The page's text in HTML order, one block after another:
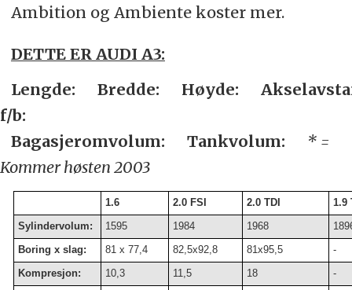
Ambition og Ambiente koster mer.
DETTE ER AUDI A3:
Lengde:
Bredde: Høyde:
f/b:
Bagasjeromvolum:
Tankvolum:
* =
Kommer høsten 2003
1.6 2.0 FSI 2.0 TDI
1.9
Sylindervolum:
1595 1984 1968
Boring x slag:
81 x 77,4 82,5x92,8 81x95,5
-
Kompresjon:
10,3 11,5 18
-